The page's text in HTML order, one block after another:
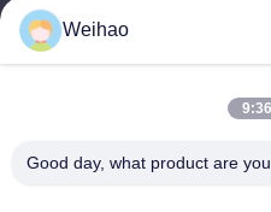
Электронная почта
408690175@qq.com
Наш адрес
Weihao
Good day, what product are